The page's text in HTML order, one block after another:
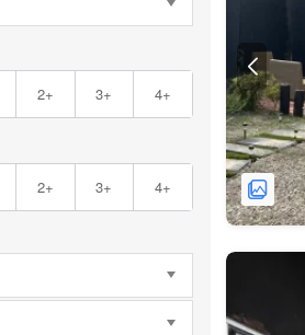
2+ 3+ 4+
2+ 3+ 4+